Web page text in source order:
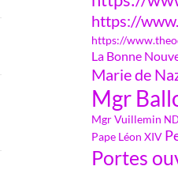
https://
https://
La Bonne
Marie de
Mgr
Mgr Vuillemin
Pape Léon XIV
Portes